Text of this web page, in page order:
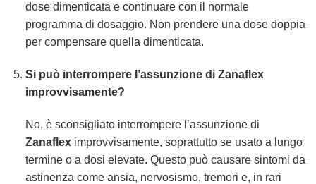
dose dimenticata e continuare con il normale
programma di dosaggio. Non prendere una dose doppia
per compensare quella dimenticata.
Si può interrompere l’assunzione di Zanaflex
improvvisamente?
No, è sconsigliato interrompere l’assunzione di
Zanafleximprovvisamente, soprattutto se usato a lungo
termine o a dosi elevate. Questo può causare sintomi da
astinenza come ansia, nervosismo, tremori e, in rari